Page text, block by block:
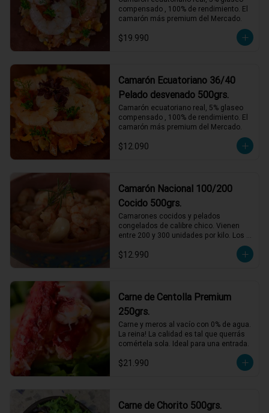
compensado , 100% de rendimiento. El
camarón más premium del Mercado.
$19.990
Camarón Ecuatoriano 36/40
Pelado desvenado 500grs.
Camarón ecuatoriano real, 5% glaseo
compensado , 100% de rendimiento. El
camarón más premium del Mercado.
$12.090
Camarón Nacional 100/200
Cocido 500grs.
Camarones cocidos y pelados
congelados de calibre chico. Vienen
entre 200 y 300 unidades por kilo. Los
sabor incomparable. Perfectos para
acompañamientos, salsas y rellenos.
$12.990
Carne de Centolla Premium
250grs.
Carne y meros al vacío con 0% de agua.
La reina! La calidad es tal que querrás
comértela sola. Ideal para una entrada.
$21.990
Carne de Chorito 500grs.